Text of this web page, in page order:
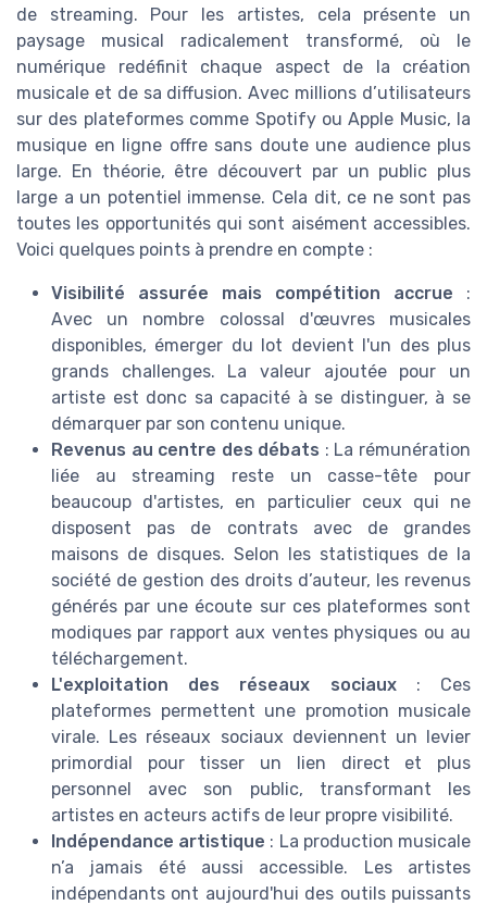
de streaming. Pour les artistes, cela présente un
paysage musical radicalement transformé, où le
numérique redéfinit chaque aspect de la création
musicale et de sa diffusion. Avec millions d’utilisateurs
sur des plateformes comme Spotify ou Apple Music, la
musique en ligne offre sans doute une audience plus
large. En théorie, être découvert par un public plus
large a un potentiel immense. Cela dit, ce ne sont pas
toutes les opportunités qui sont aisément accessibles.
Voici quelques points à prendre en compte :
Visibilité assurée mais compétition accrue :
Avec un nombre colossal d'œuvres musicales
disponibles, émerger du lot devient l'un des plus
grands challenges. La valeur ajoutée pour un
artiste est donc sa capacité à se distinguer, à se
démarquer par son contenu unique.
Revenus au centre des débats : La rémunération
liée au streaming reste un casse-tête pour
beaucoup d'artistes, en particulier ceux qui ne
disposent pas de contrats avec de grandes
maisons de disques. Selon les statistiques de la
société de gestion des droits d’auteur, les revenus
générés par une écoute sur ces plateformes sont
modiques par rapport aux ventes physiques ou au
téléchargement.
L'exploitation des réseaux sociaux: Ces
plateformes permettent une promotion musicale
virale. Les réseaux sociaux deviennent un levier
primordial pour tisser un lien direct et plus
personnel avec son public, transformant les
artistes en acteurs actifs de leur propre visibilité.
Indépendance artistique : La production musicale
n’a jamais été aussi accessible. Les artistes
indépendants ont aujourd'hui des outils puissants